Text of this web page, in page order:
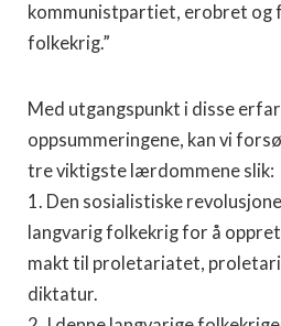
kommunistpartiet, erobret og
folkekrig.”
Med utgangspunkt i disse
oppsummeringene, kan vi
tre viktigste lærdommene slik:
1. Den sosialistiske
langvarig folkekrig for å
makt til proletariatet,
diktatur.